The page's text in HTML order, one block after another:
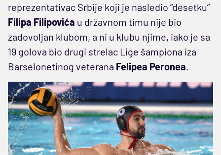
reprezentativac Srbije koji je nasledio “desetku”
Filipa Filipovića u državnom timu nije bio
zadovoljan klubom, a ni u klubu njime, iako je sa
19 golova bio drugi strelac Lige šampiona iza
Barselonetinog veterana Felipea Peronea